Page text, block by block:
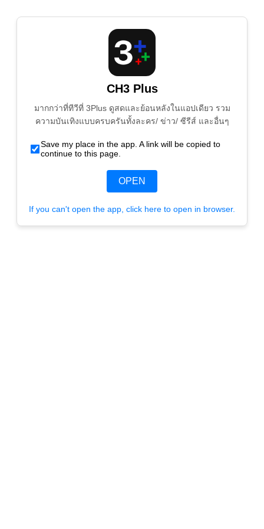
CH3 Plus
มากกว่าที่ทีวีที่ 3Plus ดูสดและย้อนหลังในแอปเดียว รวม
ความบันเทิงแบบครบครันทั้งละคร/ ข่าว/ ซีรีส์ และอื่นๆ
Save my place in the app. A link will be copied to
continue to this page.
OPEN
If you can't open the app, click here to open in browser.